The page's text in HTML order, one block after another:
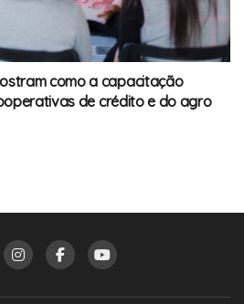
como a capacitação
de crédito e do agro